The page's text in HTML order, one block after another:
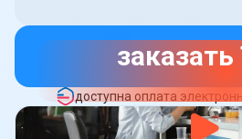
доступна оплата